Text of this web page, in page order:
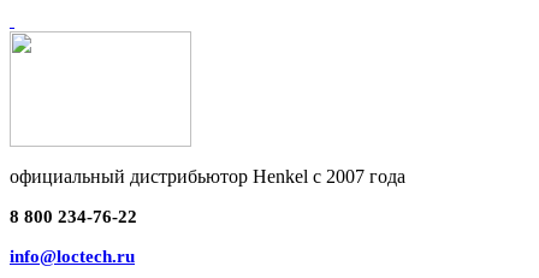
официальный дистрибьютор Henkel с 2007 года
8 800 234-76-22
info@loctech.ru